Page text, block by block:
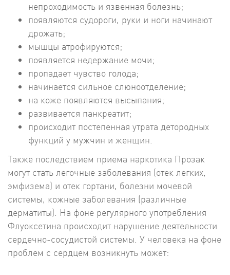
непроходимость и язвенная болезнь;
появляются судороги, руки и ноги начинают
дрожать;
мышцы атрофируются;
появляется недержание мочи;
пропадает чувство голода;
начинается сильное слюноотделение;
на коже появляются высыпания;
развивается панкреатит;
происходит постепенная утрата детородных
функций у мужчин и женщин.
Также последствием приема наркотика Прозак
могут стать легочные заболевания (отек легких,
эмфизема) и отек гортани, болезни мочевой
системы, кожные заболевания (различные
дерматиты). На фоне регулярного употребления
Флуоксетина происходит нарушение деятельности
сердечно-сосудистой системы. У человека на фоне
проблем с сердцем возникнуть может: